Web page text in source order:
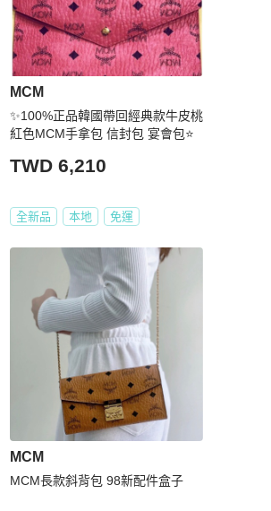
MCM
✨100%正品韓國帶回經典款牛皮桃
紅色MCM手拿包 信封包 宴會包⭐️
TWD 6,210
全新品 本地 免運
MCM
MCM長款斜背包 98新配件盒子